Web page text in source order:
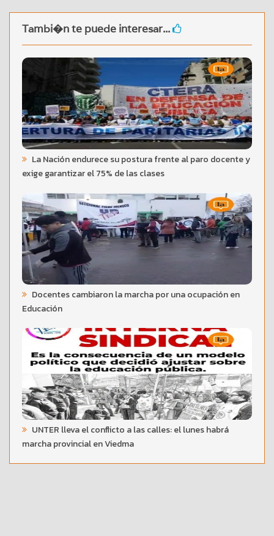
Tambi�n te puede interesar...
La Nación endurece su postura frente al paro docente y
exige garantizar el 75% de las clases
Docentes cambiaron la marcha por una ocupación en
Educación
UNTER lleva el conflicto a las calles: el lunes habrá
marcha provincial en Viedma